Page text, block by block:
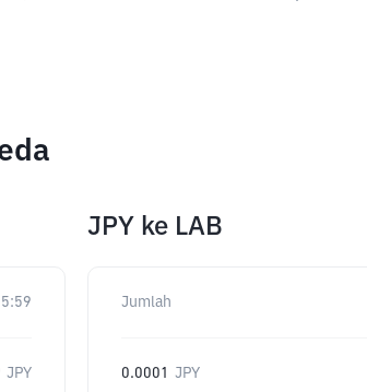
JPY
JPY ke LAB
Jumlah
0.0001 JPY